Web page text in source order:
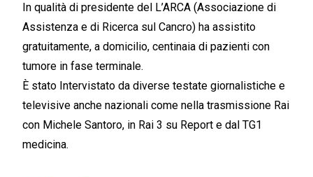
In qualità di presidente del L’ARCA (Associazione di
Assistenza e di Ricerca sul Cancro) ha assistito
gratuitamente, a domicilio, centinaia di pazienti con
tumore in fase terminale.
È stato Intervistato da diverse testate giornalistiche e
televisive anche nazionali come nella trasmissione Rai
con Michele Santoro, in Rai 3 su Report e dal TG1
medicina.